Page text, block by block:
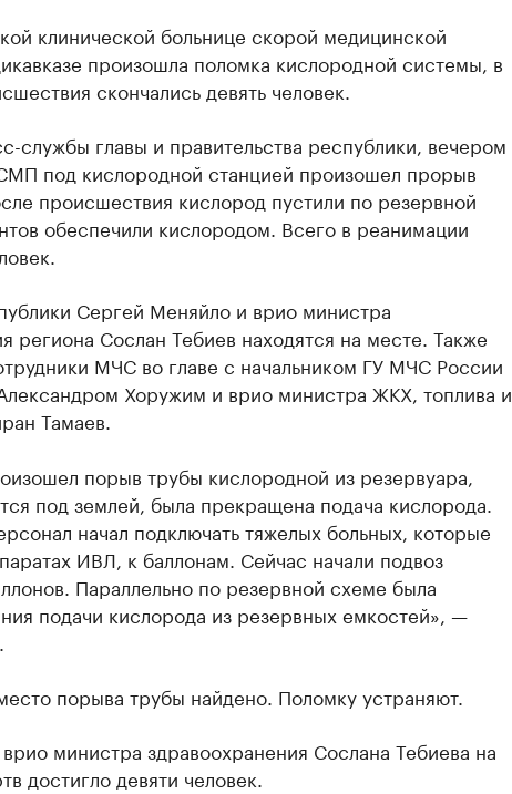
клинической больнице скорой медицинской
произошла поломка кислородной системы, в
скончались девять человек.
службы главы и правительства республики, вечером
под кислородной станцией произошел прорыв
происшествия кислород пустили по резервной
обеспечили кислородом. Всего в реанимации
Сергей Меняйло и врио министра
региона Сослан Тебиев находятся на месте. Также
МЧС во главе с начальником ГУ МЧС России
Хоружим и врио министра ЖКХ, топлива и
Тамаев.
порыв трубы кислородной из резервуара,
под землей, была прекращена подача кислорода.
начал подключать тяжелых больных, которые
ИВЛ, к баллонам. Сейчас начали подвоз
Параллельно по резервной схеме была
подачи кислорода из резервных емкостей», —
порыва трубы найдено. Поломку устраняют.
министра здравоохранения Сослана Тебиева на
достигло девяти человек.